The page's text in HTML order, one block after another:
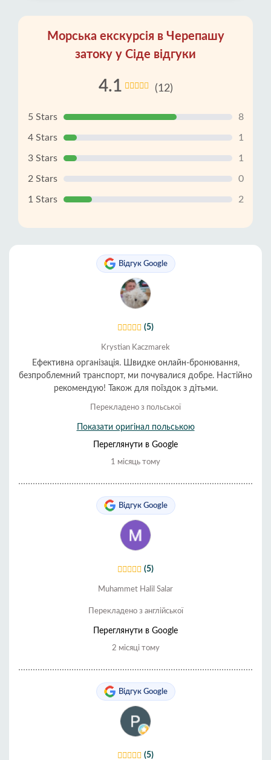
Морська екскурсія в Черепашу
затоку у Сіде відгуки
4.1 (12)
5 Stars 8
4 Stars 1
3 Stars 1
2 Stars 0
1 Stars 2
Відгук Google
(5)
Krystian Kaczmarek
Ефективна організація. Швидке онлайн-бронювання,
безпроблемний транспорт, ми почувалися добре. Настійно
рекомендую! Також для поїздок з дітьми.
Перекладено з польської
Показати оригінал польською
Переглянути в Google
1 місяць тому
Відгук Google
(5)
Muhammet Halil Salar
Перекладено з англійської
Переглянути в Google
2 місяці тому
Відгук Google
(5)